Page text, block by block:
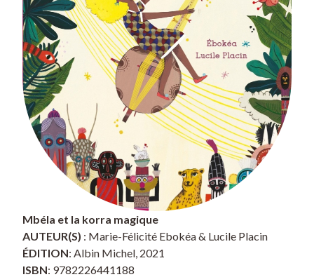
Mbéla et la korra magique
AUTEUR(S) : Marie-Félicité Ebokéa & Lucile Placin
ÉDITION: Albin Michel, 2021
ISBN: 9782226441188